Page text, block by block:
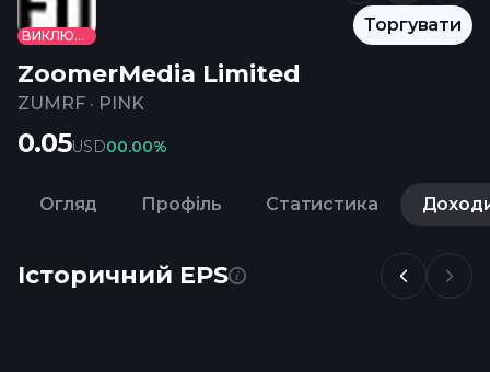
ВИКЛЮЧЕНО
Торгувати
ZoomerMedia Limited
ZUMRF · PINK
0.05USD00.00%
Огляд Профіль Статистика
Історичний EPS